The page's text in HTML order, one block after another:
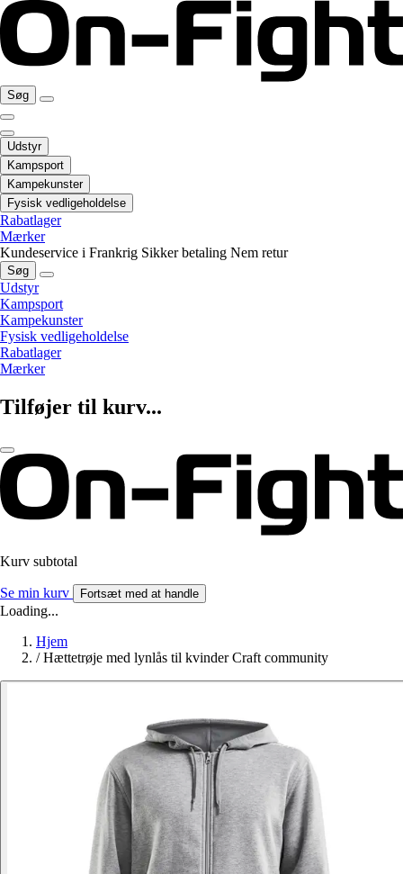
Søg
Udstyr
Kampsport
Kampekunster
Fysisk vedligeholdelse
Rabatlager
Mærker
Kundeservice i Frankrig Sikker betaling Nem retur
Søg
Udstyr
Kampsport
Kampekunster
Fysisk vedligeholdelse
Rabatlager
Mærker
Tilføjer til kurv...
Kurv subtotal
Se min kurv Fortsæt med at handle
Loading...
Hjem
/ Hættetrøje med lynlås til kvinder Craft community